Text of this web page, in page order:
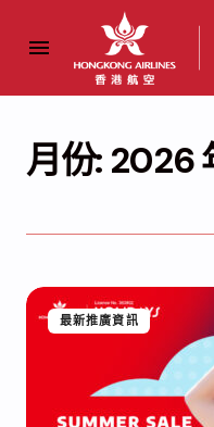
月份: 2026
最新推廣資訊